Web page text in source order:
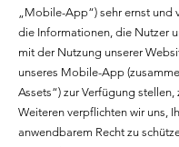
„Mobile-App“) sehr ernst und
die Informationen, die Nutzer
mit der Nutzung unserer
unseres Mobile-App
Assets“) zur Verfügung stellen,
Weiteren verpflichten wir uns,
anwendbarem Recht zu